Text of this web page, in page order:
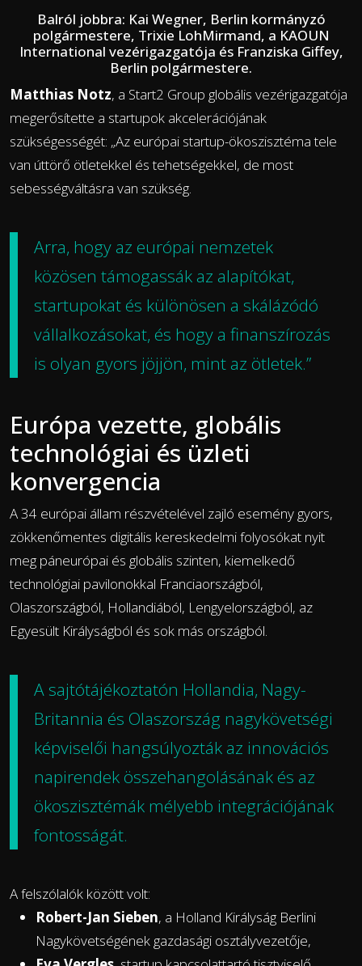
Balról jobbra: Kai Wegner, Berlin kormányzó
polgármestere, Trixie LohMirmand, a KAOUN
International vezérigazgatója és Franziska Giffey,
Berlin polgármestere.
Matthias Notz, a Start2 Group globális vezérigazgatója
megerősítette a startupok akcelerációjának
szükségességét: „Az európai startup-ökoszisztéma tele
van úttörő ötletekkel és tehetségekkel, de most
sebességváltásra van szükség.
Arra, hogy az európai nemzetek
közösen támogassák az alapítókat,
startupokat és különösen a skálázódó
vállalkozásokat, és hogy a finanszírozás
is olyan gyors jöjjön, mint az ötletek.”
Európa vezette, globális
technológiai és üzleti
konvergencia
A 34 európai állam részvételével zajló esemény gyors,
zökkenőmentes digitális kereskedelmi folyosókat nyit
meg páneurópai és globális szinten, kiemelkedő
technológiai pavilonokkal Franciaországból,
Olaszországból, Hollandiából, Lengyelországból, az
Egyesült Királyságból és sok más országból.
A sajtótájékoztatón Hollandia, Nagy-
Britannia és Olaszország nagykövetségi
képviselői hangsúlyozták az innovációs
napirendek összehangolásának és az
ökoszisztémák mélyebb integrációjának
fontosságát.
A felszólalók között volt:
Robert-Jan Sieben, a Holland Királyság Berlini
Nagykövetségének gazdasági osztályvezetője,